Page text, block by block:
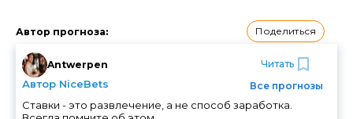
Автор прогноза: Поделиться
Antwerpen
Автор NiceBets
Читать
Все прогнозы
Ставки - это развлечение, а не способ заработка.